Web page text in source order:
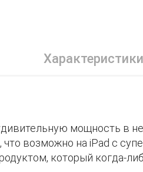
Характеристики
мощность в
что возможно на iPad с
который когда-